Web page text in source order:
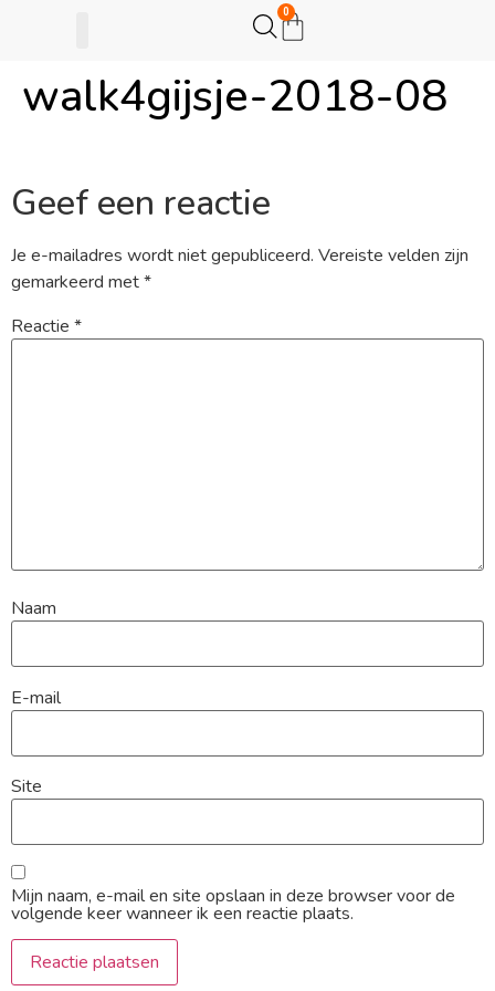
0
walk4gijsje-2018-08
Geef een reactie
Je e-mailadres wordt niet gepubliceerd. Vereiste velden zijn
gemarkeerd met*
Reactie *
Naam
E-mail
Site
Mijn naam, e-mail en site opslaan in deze browser voor de
volgende keer wanneer ik een reactie plaats.